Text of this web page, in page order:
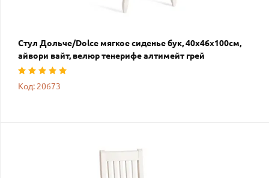
Стул Дольче/Dolce мягкое сиденье бук, 40х46х100см,
айвори вайт, велюр тенерифе алтимейт грей
Код: 20673